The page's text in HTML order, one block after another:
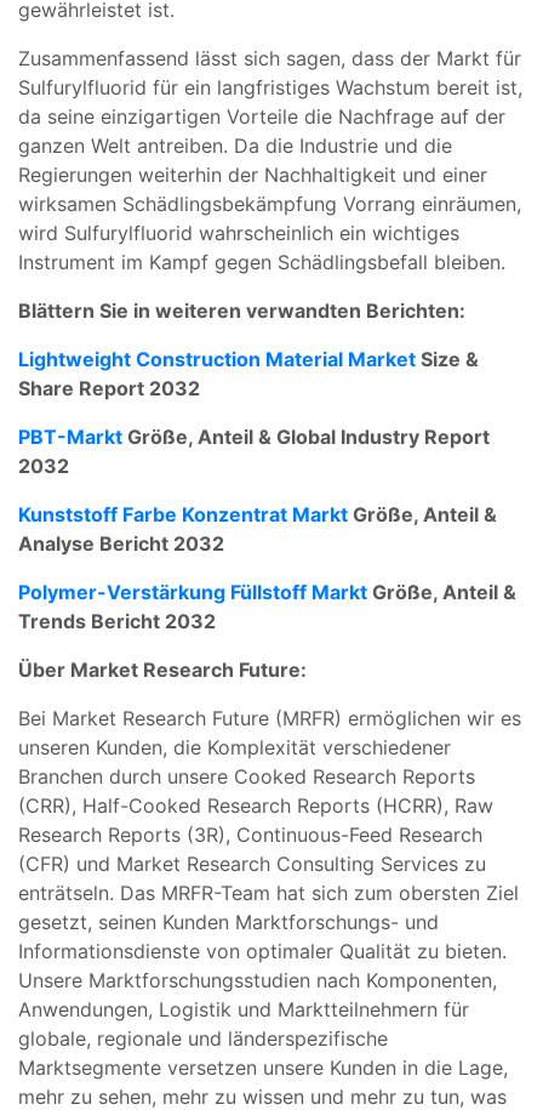
gewährleistet ist.
Zusammenfassend lässt sich sagen, dass der Markt für
Sulfurylfluorid für ein langfristiges Wachstum bereit ist,
da seine einzigartigen Vorteile die Nachfrage auf der
ganzen Welt antreiben. Da die Industrie und die
Regierungen weiterhin der Nachhaltigkeit und einer
wirksamen Schädlingsbekämpfung Vorrang einräumen,
wird Sulfurylfluorid wahrscheinlich ein wichtiges
Instrument im Kampf gegen Schädlingsbefall bleiben.
Blättern Sie in weiteren verwandten Berichten:
Lightweight Construction Material Market Size &
Share Report 2032
PBT-Markt Größe, Anteil & Global Industry Report
2032
Kunststoff Farbe Konzentrat Markt Größe, Anteil &
Analyse Bericht 2032
Polymer-Verstärkung Füllstoff Markt Größe, Anteil &
Trends Bericht 2032
Über Market Research Future:
Bei Market Research Future (MRFR) ermöglichen wir es
unseren Kunden, die Komplexität verschiedener
Branchen durch unsere Cooked Research Reports
(CRR), Half-Cooked Research Reports (HCRR), Raw
Research Reports (3R), Continuous-Feed Research
(CFR) und Market Research Consulting Services zu
enträtseln. Das MRFR-Team hat sich zum obersten Ziel
gesetzt, seinen Kunden Marktforschungs- und
Informationsdienste von optimaler Qualität zu bieten.
Unsere Marktforschungsstudien nach Komponenten,
Anwendungen, Logistik und Marktteilnehmern für
globale, regionale und länderspezifische
Marktsegmente versetzen unsere Kunden in die Lage,
mehr zu sehen, mehr zu wissen und mehr zu tun, was